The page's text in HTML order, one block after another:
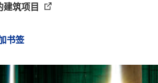
建筑项目
书签